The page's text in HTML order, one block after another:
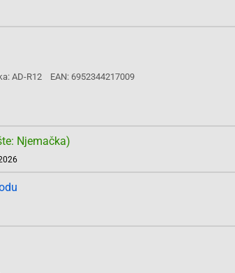
AD-R12 EAN: 6952344217009
Njemačka)